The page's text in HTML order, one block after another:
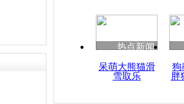
热点新闻
呆萌大熊猫滑
雪取乐
狗
胖